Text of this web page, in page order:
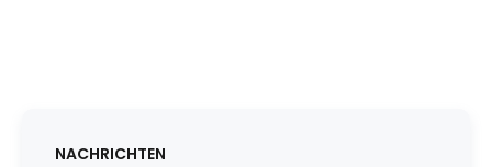
NACHRICHTEN